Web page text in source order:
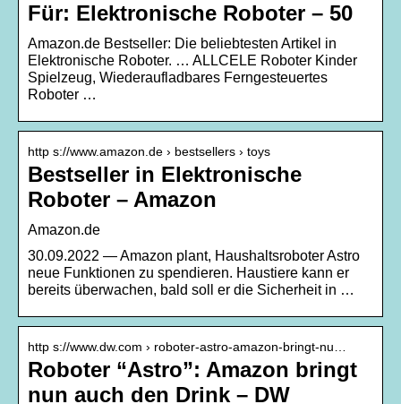
Für: Elektronische Roboter – 50
Amazon.de Bestseller: Die beliebtesten Artikel in
Elektronische Roboter. … ALLCELE Roboter Kinder
Spielzeug, Wiederaufladbares Ferngesteuertes
Roboter …
http s://www.amazon.de › bestsellers › toys
Bestseller in Elektronische
Roboter – Amazon
Amazon.de
30.09.2022 — Amazon plant, Haushaltsroboter Astro
neue Funktionen zu spendieren. Haustiere kann er
bereits überwachen, bald soll er die Sicherheit in …
http s://www.dw.com › roboter-astro-amazon-bringt-nu…
Roboter “Astro”: Amazon bringt
nun auch den Drink – DW